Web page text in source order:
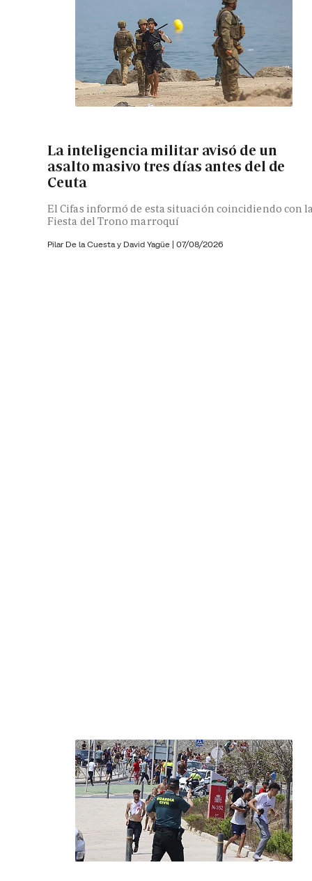
La inteligencia militar avisó de un
asalto masivo tres días antes del de
Ceuta
El Cifas informó de esta situación coincidiendo con
Fiesta del Trono marroquí
Pilar De la Cuesta y David Yagüe | 07/08/2026